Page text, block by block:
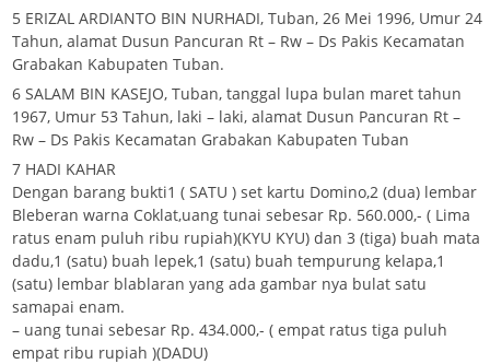
5 ERIZAL ARDIANTO BIN NURHADI, Tuban, 26 Mei 1996, Umur 24
Tahun, alamat Dusun Pancuran Rt – Rw – Ds Pakis Kecamatan
Grabakan Kabupaten Tuban.
6 SALAM BIN KASEJO, Tuban, tanggal lupa bulan maret tahun
1967, Umur 53 Tahun, laki – laki, alamat Dusun Pancuran Rt –
Rw – Ds Pakis Kecamatan Grabakan Kabupaten Tuban
7 HADI KAHAR
Dengan barang bukti1 ( SATU ) set kartu Domino,2 (dua) lembar
Bleberan warna Coklat,uang tunai sebesar Rp. 560.000,- ( Lima
ratus enam puluh ribu rupiah)(KYU KYU) dan 3 (tiga) buah mata
dadu,1 (satu) buah lepek,1 (satu) buah tempurung kelapa,1
(satu) lembar blablaran yang ada gambar nya bulat satu
samapai enam.
– uang tunai sebesar Rp. 434.000,- ( empat ratus tiga puluh
empat ribu rupiah )(DADU)